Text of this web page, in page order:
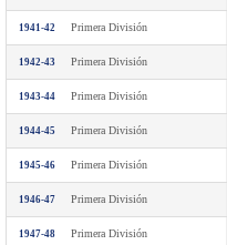
1941-42 Primera División
1942-43 Primera División
1943-44 Primera División
1944-45 Primera División
1945-46 Primera División
1946-47 Primera División
1947-48 Primera División